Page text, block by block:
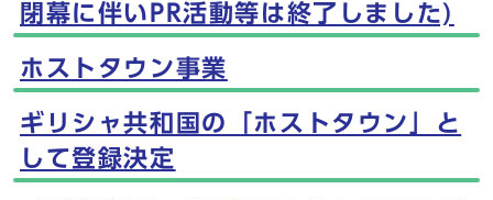
閉幕に伴いPR活動等は終了しました)
ホストタウン事業
ギリシャ共和国の「ホストタウン」と
して登録決定